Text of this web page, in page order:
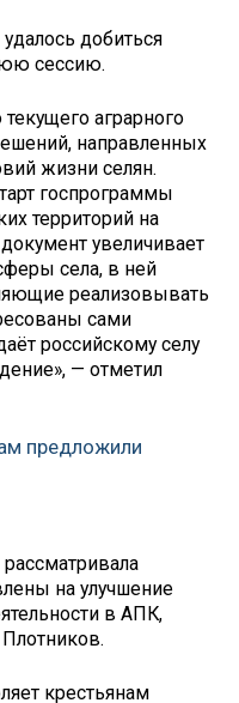
добиться
сессию.
аграрного
направленных
жизни селян.
госпрограммы
территорий на
увеличивает
села, в ней
реализовывать
сами
российскому селу
— отметил
предложили
на улучшение
в АПК,
крестьянам